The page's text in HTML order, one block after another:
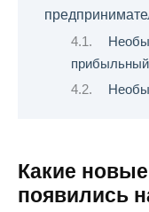
Какие
появились